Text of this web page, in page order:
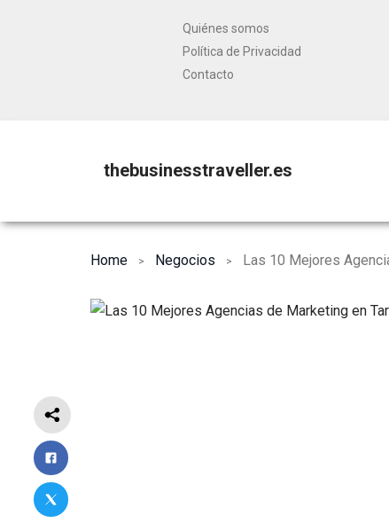
Quiénes somos
Política de Privacidad
Contacto
thebusinesstraveller.es
Home Negocios